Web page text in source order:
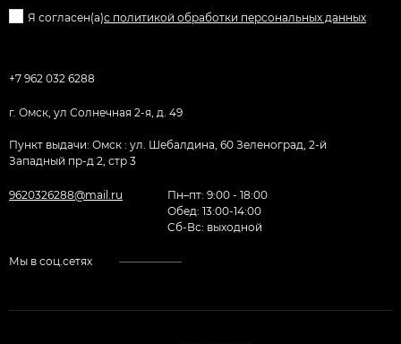
Я согласен(a)с политикой обработки персональных данных
+7 962 032 6288
г. Омск, ул Солнечная 2-я, д. 49
Пункт выдачи: Омск : ул. Шебалдина, 60 Зеленоград, 2-й
Западный пр-д 2, стр 3
9620326288@mail.ru
Пн–пт: 9:00 - 18:00
Обед: 13:00-14:00
Cб-Вс: выходной
Мы в соц.сетях